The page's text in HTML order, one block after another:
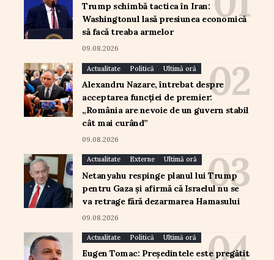
Trump schimbă tactica în Iran:
Washingtonul lasă presiunea economică
să facă treaba armelor
09.08.2026
Actualitate Politică Ultimă oră
Alexandru Nazare, întrebat despre
acceptarea funcției de premier:
„România are nevoie de un guvern stabil
cât mai curând”
09.08.2026
Actualitate Externe Ultimă oră
Netanyahu respinge planul lui Trump
pentru Gaza și afirmă că Israelul nu se
va retrage fără dezarmarea Hamasului
09.08.2026
Actualitate Politică Ultimă oră
Eugen Tomac: Președintele este pregătit